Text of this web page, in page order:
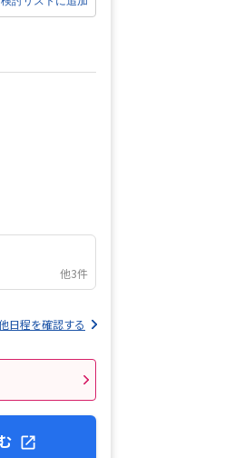
他3件
日程を確認する